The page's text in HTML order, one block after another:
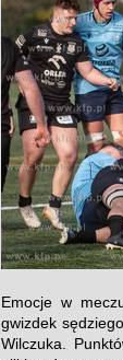
Emocje w
gwizdek
Wilczuka.